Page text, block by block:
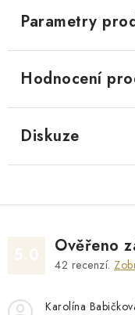
Parametry
Hodnocení
Diskuze
Ověřeno
42 recenzí.
Karolína